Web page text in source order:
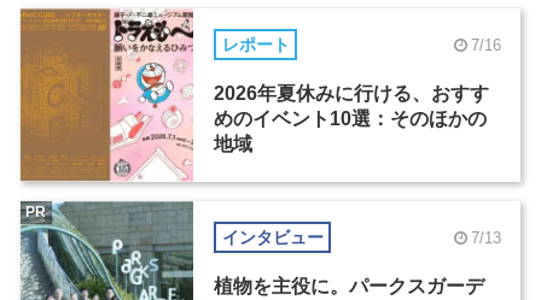
レポート 7/16
2026年夏休みに行ける、おすす
めのイベント10選：そのほかの
地域
インタビュー 7/13
植物を主役に。パークスガーデ
PR